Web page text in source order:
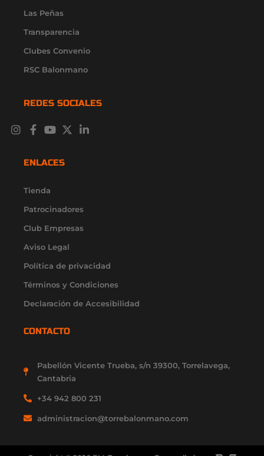
Las Peñas
Transparencia
Clubes Convenio
RSC Balonmano
REDES SOCIALES
I
n
m
F
a
e
b
o
-
Y
o
t
u
e
X
-
r
L
i
ENLACES
Tienda
Patrocinadores
Club Empresas
Aviso Legal
Política de privacidad
Términos y Condiciones
Declaración de Accesibilidad
CONTACTO
Pabellón Vicente Trueba, s/n 39300, Torrelavega,
Cantabria
+34 942 800 231
administracion@torrebalonmano.com